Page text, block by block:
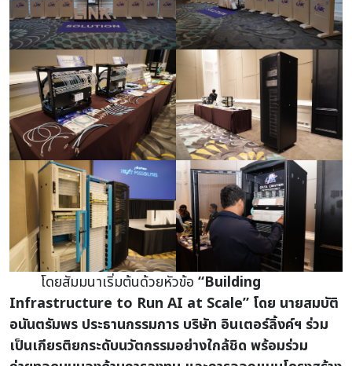
โดยสัมมนาเริ่มต้นด้วยหัวข้อ “Building
Infrastructure to Run AI at Scale” โดย นายสมบัติ
อนันตรัมพร ประธานกรรมการ บริษัท อินเตอร์ลิ้งค์ฯ ร่วม
เป็นเกียรติยกระดับนวัตกรรมอย่างใกล้ชิด พร้อมร่วม